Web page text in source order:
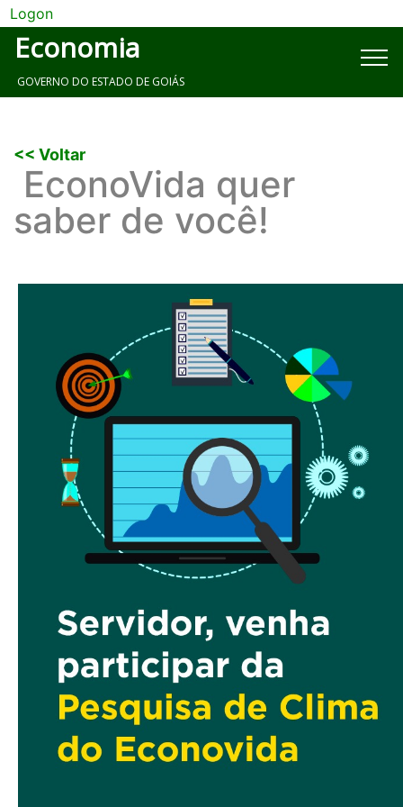
Logon
Economia
GOVERNO DO ESTADO DE GOIÁS
<< Voltar
EconoVida quer
saber de você!